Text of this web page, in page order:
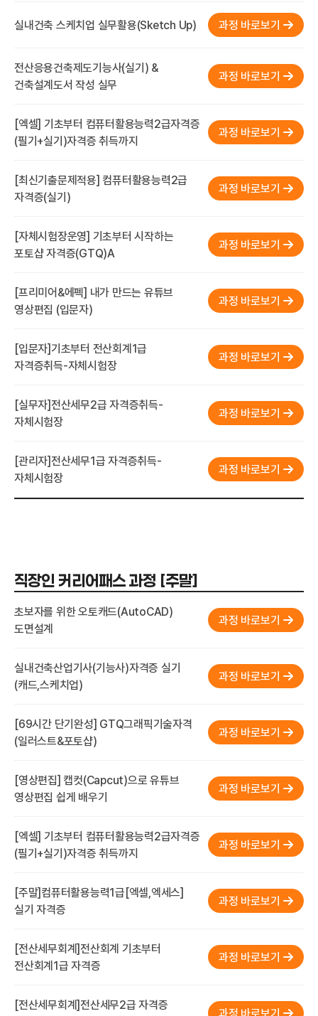
실내건축 스케치업 실무활용(Sketch Up) 과정 바로보기
전산응용건축제도기능사(실기) &
건축설계도서 작성 실무
과정 바로보기
[엑셀] 기초부터 컴퓨터활용능력2급자격증
(필기+실기)자격증 취득까지
과정 바로보기
[최신기출문제적용] 컴퓨터활용능력2급
자격증(실기)
과정 바로보기
[자체시험장운영] 기초부터 시작하는
포토샵 자격증(GTQ)A
과정 바로보기
[프리미어&에펙] 내가 만드는 유튜브
영상편집 (입문자)
과정 바로보기
[입문자]기초부터 전산회계1급
자격증취득-자체시험장
과정 바로보기
[실무자]전산세무2급 자격증취득-
자체시험장
과정 바로보기
[관리자]전산세무1급 자격증취득-
자체시험장
과정 바로보기
직장인 커리어패스 과정 [주말]
초보자를 위한 오토캐드(AutoCAD)
도면설계
과정 바로보기
실내건축산업기사(기능사)자격증 실기
(캐드,스케치업)
과정 바로보기
[69시간 단기완성] GTQ그래픽기술자격
(일러스트&포토샵)
과정 바로보기
[영상편집] 캡컷(Capcut)으로 유튜브
영상편집 쉽게 배우기
과정 바로보기
[엑셀] 기초부터 컴퓨터활용능력2급자격증
(필기+실기)자격증 취득까지
과정 바로보기
[주말]컴퓨터활용능력1급[엑셀,엑세스]
실기 자격증
과정 바로보기
[전산세무회계]전산회계 기초부터
전산회계1급 자격증
과정 바로보기
[전산세무회계]전산세무2급 자격증